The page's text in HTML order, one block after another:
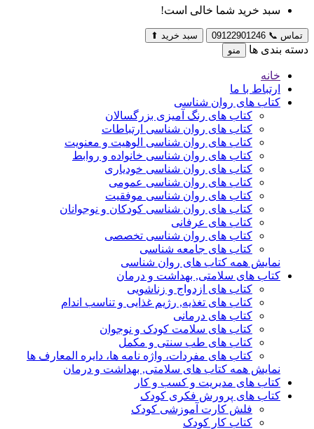
سبد خرید شما خالی است!
تماس 📞
09122901246 سبد خرید ⬆
دسته بندی ها منو
خانه
ارتباط با ما
کتاب های روان شناسی
کتاب های رنگ آمیزی بزرگسالان
کتاب های روان شناسی ارتباطات
کتاب های روان شناسی الوهیت و معنویت
کتاب های روان شناسی خانواده و روابط
کتاب های روان شناسی خودیاری
کتاب های روان شناسی عمومی
کتاب های روان شناسی موفقیت
کتاب های روان شناسی کودکان و نوجوانان
کتاب های عرفانی
کتاب های روان شناسی تخصصی
کتاب های جامعه شناسی
نمایش همه کتاب های روان شناسی
کتاب های سلامتی, بهداشت و درمان
کتاب های ازدواج و زناشویی
کتاب های تغذیه, رژیم غذایی و تناسب اندام
کتاب های درمانی
کتاب های سلامت کودک و نوجوان
کتاب های طب سنتی و مکمل
کتاب های مفردات، واژه نامه ها، دایره المعارف ها
نمایش همه کتاب های سلامتی, بهداشت و درمان
کتاب های مدیریت و کسب و کار
کتاب های پرورش فکری کودک
فلش کارت آموزشی کودک
کتاب کار کودک